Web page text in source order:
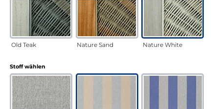
Old Teak Nature Sand Nature White
Stoff wählen